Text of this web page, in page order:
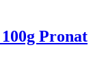
Pronat